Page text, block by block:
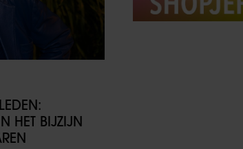
HET BIJZIJN